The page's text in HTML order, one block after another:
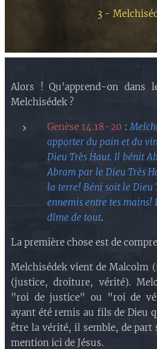
3 -
Alors ! Qu'apprend-on dans
Melchisédek ?
Genèse 14.18-20 :
apporter du pain et du
Dieu Très Haut. Il bénit
Abram par le Dieu Très
la terre! Béni soit le Dieu
ennemis entre tes
dîme de tout.
La première chose est de
Melchisédek vient de Malcolm
(justice, droiture, vérité).
"roi de justice" ou "roi de
ayant été remis au fils de Dieu
être la vérité, il semble, de
mention ici de Jésus.